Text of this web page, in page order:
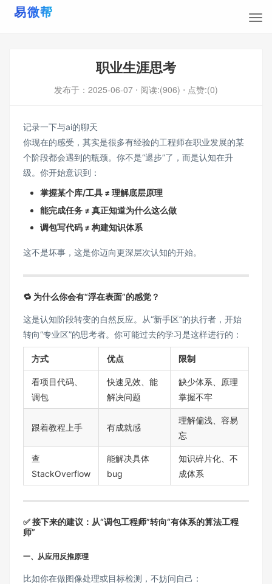
职业生涯思考
发布于： 2025-06-07 ⋅ 阅读:(906) ⋅ 点赞:(0)
记录一下与ai的聊天
你现在的感受，其实是很多有经验的工程师在职业发展的某
个阶段都会遇到的瓶颈。你不是“退步”了，而是认知在升
级。你开始意识到：
掌握某个库/工具 ≠ 理解底层原理
能完成任务 ≠ 真正知道为什么这么做
调包写代码 ≠ 构建知识体系
这不是坏事，这是你迈向更深层次认知的开始。
🔁 为什么你会有“浮在表面”的感觉？
这是认知阶段转变的自然反应。从“新手区”的执行者，开始
转向“专业区”的思考者。你可能过去的学习是这样进行的：
方式 优点 限制
看项目代码、
调包
快速见效、能
解决问题
缺少体系、原理
掌握不牢
跟着教程上手 有成就感
理解偏浅、容易
忘
查
StackOverflow
能解决具体
bug
知识碎片化、不
成体系
✅ 接下来的建议：从“调包工程师”转向“有体系的算法工程
师”
一、 从应用反推原理
比如你在做图像处理或目标检测，不妨问自己：